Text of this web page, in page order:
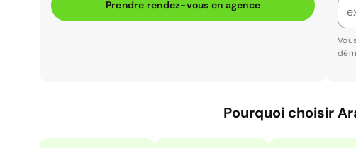
Prendre rendez-vous en agence
Pourquoi choisir